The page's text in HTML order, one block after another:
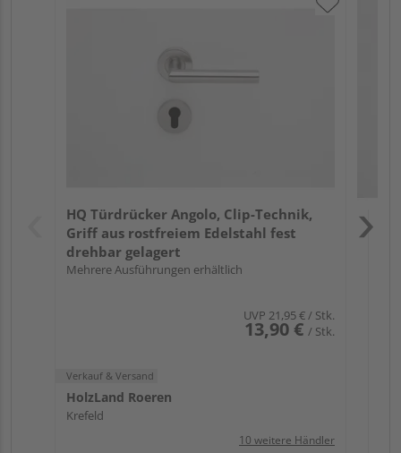
HQ Türdrücker Angolo, Clip-Technik,
Griff aus rostfreiem Edelstahl fest
drehbar gelagert
Mehrere Ausführungen erhältlich
UVP 21,95 €/ Stk.
13,90 € / Stk.
Verkauf & Versand
HolzLand Roeren
Krefeld
10 weitere Händler